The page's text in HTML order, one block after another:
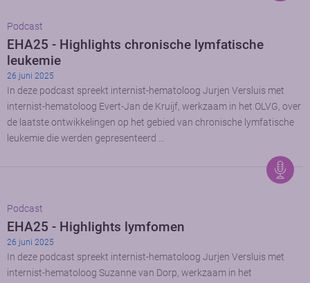
Podcast
EHA25 - Highlights chronische lymfatische
leukemie
26 juni 2025
In deze podcast spreekt internist-hematoloog Jurjen Versluis met
internist-hematoloog Evert-Jan de Kruijf, werkzaam in het OLVG, over
de laatste ontwikkelingen op het gebied van chronische lymfatische
leukemie die werden gepresenteerd …
Podcast
EHA25 - Highlights lymfomen
26 juni 2025
In deze podcast spreekt internist-hematoloog Jurjen Versluis met
internist-hematoloog Suzanne van Dorp, werkzaam in het